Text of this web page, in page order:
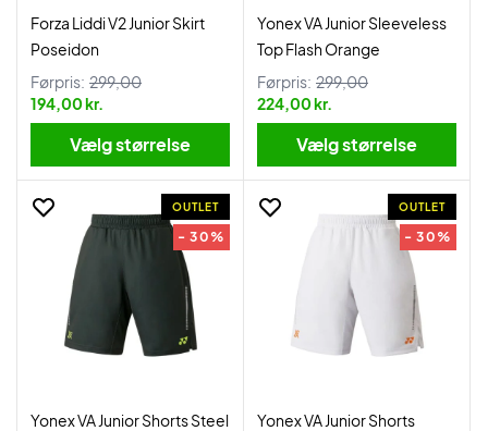
Forza Liddi V2 Junior Skirt
Poseidon
Førpris: 299,00
194,00 kr.
Vælg størrelse
Yonex VA Junior Sleeveless
Top Flash Orange
Førpris: 299,00
224,00 kr.
Vælg størrelse
OUTLET
- 30%
Yonex VA Junior Shorts Steel
OUTLET
- 30%
Yonex VA Junior Shorts